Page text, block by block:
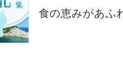
食の恵みがあふ